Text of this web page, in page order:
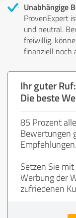
Unabhängige
ProvenExpert
und neutral.
freiwillig,
finanziell noch
Ihr guter Ruf:
Die beste
85 Prozent
Bewertungen
Empfehlungen.
Setzen Sie
Werbung der
zufriedenen